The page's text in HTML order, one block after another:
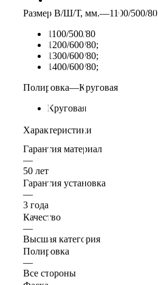
Размер В/Ш/Т, мм.—1100/500/80
1100/500/80
1200/600/80;
1300/600/80;
1400/600/80;
Полировка—Круговая
Круговая
Характеристики
Гарантия материал
—
50 лет
Гарантия установка
—
3 года
Качество
—
Высшая категория
Полировка
—
Все стороны